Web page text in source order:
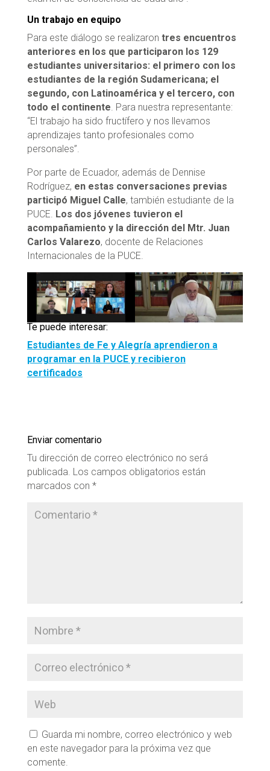
Un trabajo en equipo
Para este diálogo se realizaron tres encuentros
anteriores en los que participaron los 129
estudiantes universitarios: el primero con los
estudiantes de la región Sudamericana; el
segundo, con Latinoamérica y el tercero, con
todo el continente . Para nuestra representante:
“El trabajo ha sido fructífero y nos llevamos
aprendizajes tanto profesionales como
personales”.
Por parte de Ecuador, además de Dennise
Rodríguez, en estas conversaciones previas
participó Miguel Calle, también estudiante de la
PUCE. Los dos jóvenes tuvieron el
acompañamiento y la dirección del Mtr. Juan
Carlos Valarezo, docente de Relaciones
Internacionales de la PUCE.
Te puede interesar:
Estudiantes de Fe y Alegría aprendieron a
programar en la PUCE y recibieron
certificados
Enviar comentario
Tu dirección de correo electrónico no será
publicada. Los campos obligatorios están
marcados con *
Guarda mi nombre, correo electrónico y web
en este navegador para la próxima vez que
comente.